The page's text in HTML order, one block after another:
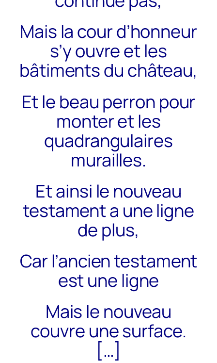
Mais la cour d’honneur
s’y ouvre et les
bâtiments du château,
Et le beau perron pour
monter et les
quadrangulaires
murailles.
Et ainsi le nouveau
testament a une ligne
de plus,
Car l’ancien testament
est une ligne
Mais le nouveau
couvre une surface.
[…]